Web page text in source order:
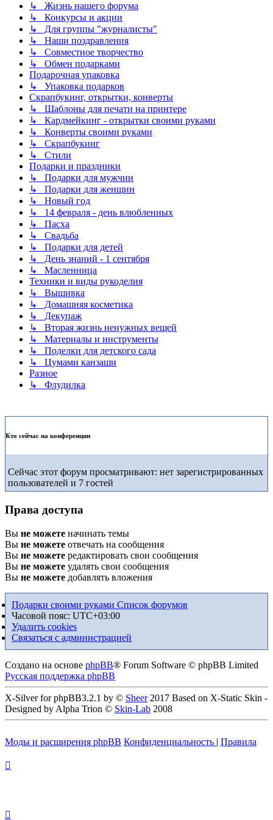
↳ Жизнь нашего форума
↳ Конкурсы и акции
↳ Для группы "журналисты"
↳ Наши поздравления
↳ Совместное творчество
↳ Обмен подарками
Подарочная упаковка
↳ Упаковка подарков
Скрапбукинг, открытки, конверты
↳ Шаблоны для печати на принтере
↳ Кардмейкинг - открытки своими руками
↳ Конверты своими руками
↳ Скрапбукинг
↳ Стили
Подарки и праздники
↳ Подарки для мужчин
↳ Подарки для женщин
↳ Новый год
↳ 14 февраля - день влюбленных
↳ Пасха
↳ Свадьба
↳ Подарки для детей
↳ День знаний - 1 сентября
↳ Масленница
Техники и виды рукоделия
↳ Вышивка
↳ Домашняя косметика
↳ Декупаж
↳ Вторая жизнь ненужных вещей
↳ Материалы и инструменты
↳ Поделки для детского сада
↳ Цумами канзаши
Разное
↳ Флудилка
Кто сейчас на конференции
Сейчас этот форум просматривают: нет зарегистрированных
пользователей и 7 гостей
Права доступа
Вы не можете начинать темы
Вы не можете отвечать на сообщения
Вы не можете редактировать свои сообщения
Вы не можете удалять свои сообщения
Вы не можете добавлять вложения
Подарки своими руками Список форумов
Часовой пояс: UTC+03:00
Удалить cookies
Связаться с администрацией
Создано на основе phpBB® Forum Software © phpBB Limited
Русская поддержка phpBB
X-Silver for phpBB3.2.1 by © Sheer2017 Based on X-Static Skin -
Designed by Alpha Trion © Skin-Lab 2008
Моды и расширения phpBB Конфиденциальность | Правила